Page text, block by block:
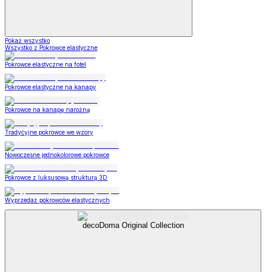
Pokaż wszystko
Wszystko z Pokrowce elastyczne
Pokrowce elastyczne na fotel
Pokrowce elastyczne na kanapy
Pokrowce na kanapę narożną
Tradycyjne pokrowce we wzory
Nowoczesne jednokolorowe pokrowce
Pokrowce z luksusową strukturą 3D
Wyprzedaż pokrowców elastycznych
decoDoma Original Collection